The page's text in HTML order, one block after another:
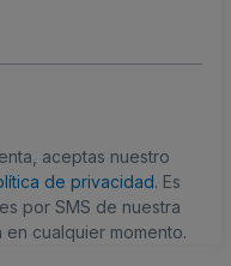
aceptas nuestro
de privacidad. Es
por SMS de nuestra
cualquier momento.